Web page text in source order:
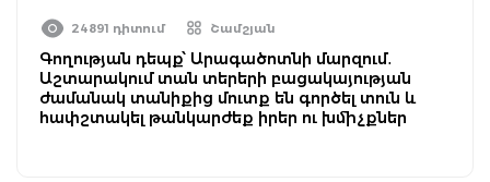
24891 դիտում Շամշյան
Գողության դեպք՝ Արագածոտնի մարզում․
Աշտարակում տան տերերի բացակայության
ժամանակ տանիքից մուտք են գործել տուն և
հափշտակել թանկարժեք իրեր ու խմիչքներ